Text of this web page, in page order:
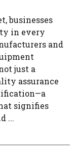
businesses
in every
and
just a
assurance
signifies
...